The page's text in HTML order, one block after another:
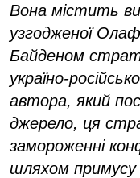
Вона містить
узгодженої
Байденом
україно-
автора, який
джерело, ця
замороженні
шляхом примусу